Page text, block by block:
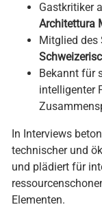
Gastkritiker
Architettura
Mitglied des
Bekannt für
intelligenter
In Interviews
technischer und
und plädiert für
Elementen.